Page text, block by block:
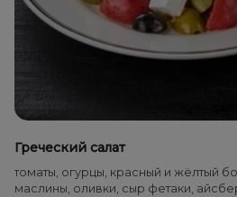
Греческий салат
томаты, огурцы, красный и жёлтый
маслины, оливки, сыр фетаки,